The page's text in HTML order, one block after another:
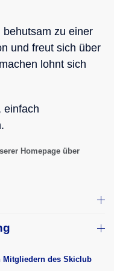
behutsam zu einer
und freut sich über
lohnt sich
einfach
Homepage über
Mitgliedern des Skiclub